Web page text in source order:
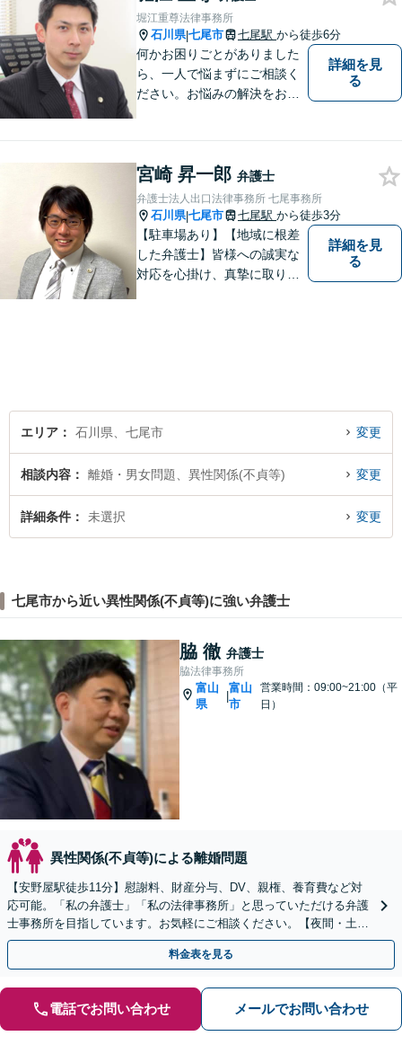
堀江重尊法律事務所
石川県|七尾市 七尾駅 から徒歩6分
何かお困りごとがありました
ら、一人で悩まずにご相談く
ださい。お悩みの解決をお手
詳細を見
る
宮崎 昇一郎 弁護士
弁護士法人出口法律事務所 七尾事務所
石川県|七尾市 七尾駅 から徒歩3分
【駐車場あり】【地域に根差
した弁護士】皆様への誠実な
対応を心掛け、真摯に取り組
詳細を見
る
エリア 石川県、七尾市 変更
相談内容 離婚・男女問題、異性関係(不貞等) 変更
詳細条件 未選択 変更
七尾市から近い異性関係(不貞等)に強い弁護士
脇 徹 弁護士
脇法律事務所
富山
県
|
富山
市
営業時間：09:00~21:00（平
日）
異性関係(不貞等)による離婚問題
【安野屋駅徒歩11分】慰謝料、財産分与、DV、親権、養育費など対
応可能。「私の弁護士」「私の法律事務所」と思っていただける弁護
士事務所を目指しています。お気軽にご相談ください。【夜間・土日
対応可】【電話相談可】【完全個室】【子連れ相談可】
料金表を見る
電話でお問い合わせ メールでお問い合わせ